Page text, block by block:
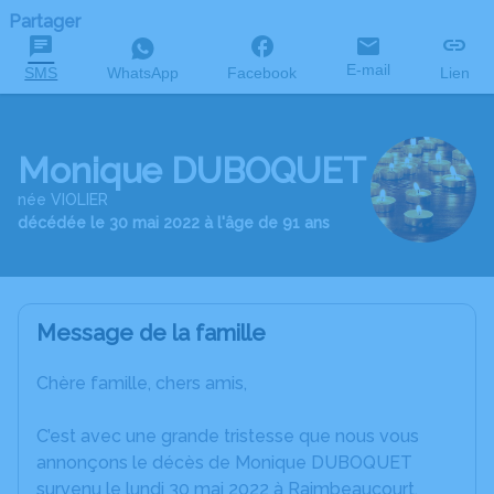
Partager
SMS WhatsApp Facebook E-mail Lien
Monique DUBOQUET
née VIOLIER
décédée le 30 mai 2022 à l'âge de 91 ans
Message de la famille
Chère famille, chers amis,
C’est avec une grande tristesse que nous vous
annonçons le décès de Monique DUBOQUET
survenu le lundi 30 mai 2022 à Raimbeaucourt.